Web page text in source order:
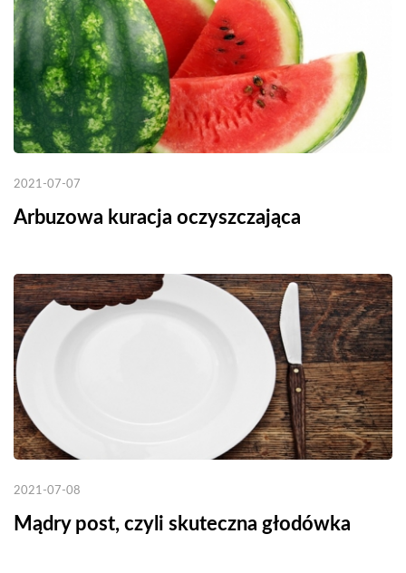
2021-07-07
Arbuzowa kuracja oczyszczająca
2021-07-08
Mądry post, czyli skuteczna głodówka